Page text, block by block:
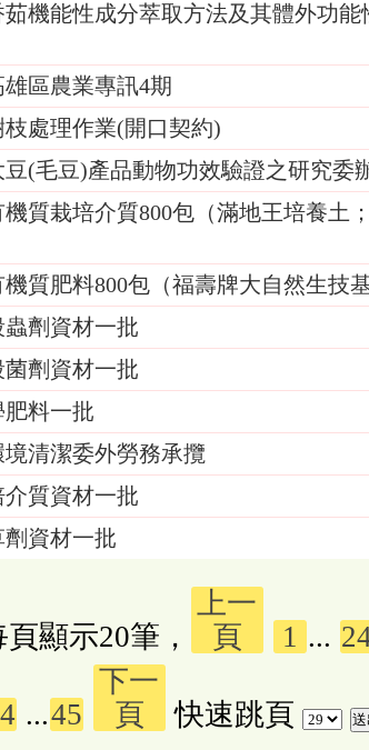
茹機能性成分萃取方法及其體外功
雄區農業專訊4期
枝處理作業(開口契約)
豆(毛豆)產品動物功效驗證之研究委
機質栽培介質800包（滿地王培養土
機質肥料800包（福壽牌大自然生技
蟲劑資材一批
菌劑資材一批
肥料一批
境清潔委外勞務承攬
介質資材一批
劑資材一批
顯示20筆，
上一
頁
1 ...
...45
下一
頁
快速跳頁